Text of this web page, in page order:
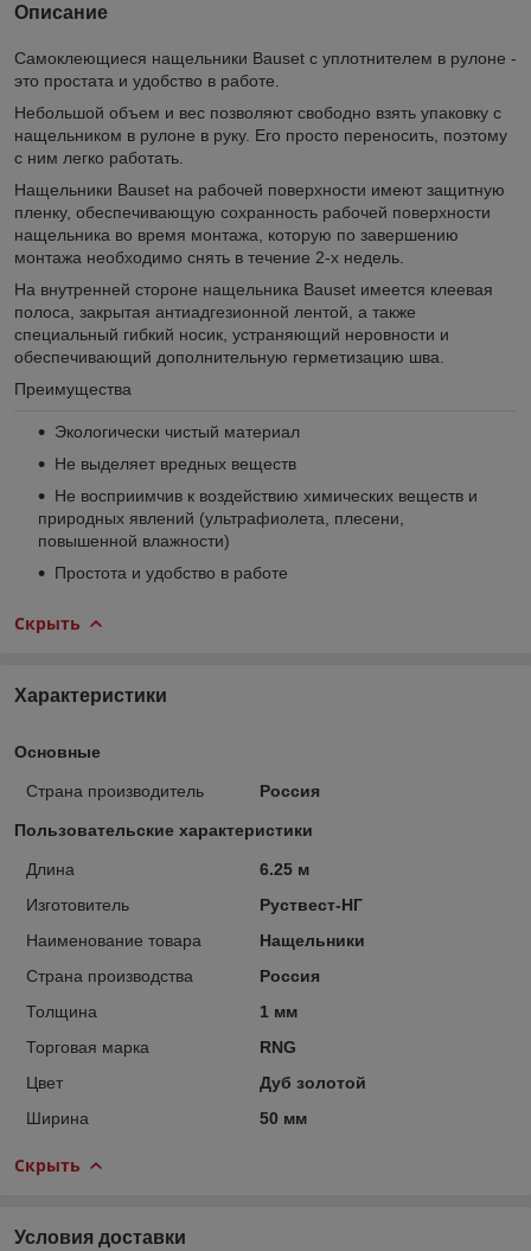
Описание
Самоклеющиеся нащельники Bauset с уплотнителем в рулоне -
это простата и удобство в работе.
Небольшой объем и вес позволяют свободно взять упаковку с
нащельником в рулоне в руку. Его просто переносить, поэтому
с ним легко работать.
Нащельники Bauset на рабочей поверхности имеют защитную
пленку, обеспечивающую сохранность рабочей поверхности
нащельника во время монтажа, которую по завершению
монтажа необходимо снять в течение 2-х недель.
На внутренней стороне нащельника Bauset имеется клеевая
полоса, закрытая антиадгезионной лентой, а также
специальный гибкий носик, устраняющий неровности и
обеспечивающий дополнительную герметизацию шва.
Преимущества
Экологически чистый материал
Не выделяет вредных веществ
Не восприимчив к воздействию химических веществ и
природных явлений (ультрафиолета, плесени,
повышенной влажности)
Простота и удобство в работе
Скрыть
Характеристики
Основные
Страна производитель Россия
Пользовательские характеристики
Длина
6.25 м
Изготовитель
Руствест-НГ
Наименование товара
Нащельники
Страна производства
Россия
Толщина
1 мм
Торговая марка
RNG
Цвет
Дуб золотой
Ширина
50 мм
Скрыть
Условия доставки